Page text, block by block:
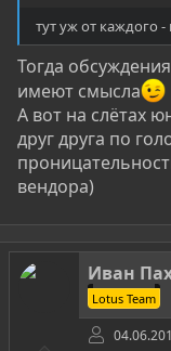
тут уж от каждого
Тогда
имеют смысла
А вот на слётах
друг друга по
вендора)
Иван
Lotus Team